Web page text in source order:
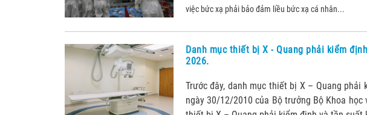
việc bức xạ phải bảo đảm liều bức xạ cá nhân...
Danh mục thiết bị X - Quang phải kiểm
2026.
Trước đây, danh mục thiết bị X – Quang
ngày 30/12/2010 của Bộ trưởng Bộ Khoa